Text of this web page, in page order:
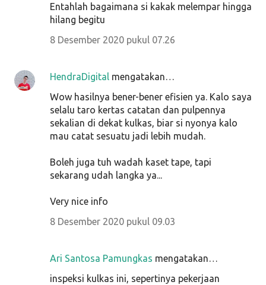
Entahlah bagaimana si kakak melempar hingga
hilang begitu
8 Desember 2020 pukul 07.26
HendraDigital mengatakan…
Wow hasilnya bener-bener efisien ya. Kalo saya
selalu taro kertas catatan dan pulpennya
sekalian di dekat kulkas, biar si nyonya kalo
mau catat sesuatu jadi lebih mudah.
Boleh juga tuh wadah kaset tape, tapi
sekarang udah langka ya...
Very nice info
8 Desember 2020 pukul 09.03
Ari Santosa Pamungkas mengatakan…
inspeksi kulkas ini, sepertinya pekerjaan